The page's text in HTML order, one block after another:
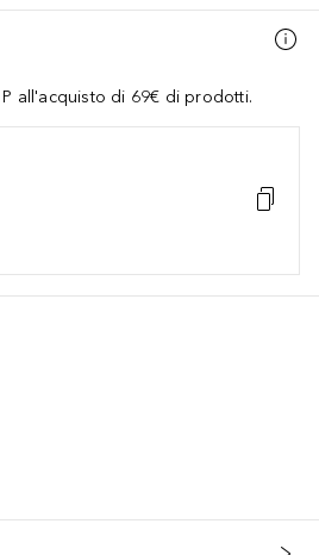
all'acquisto di 69€ di prodotti.